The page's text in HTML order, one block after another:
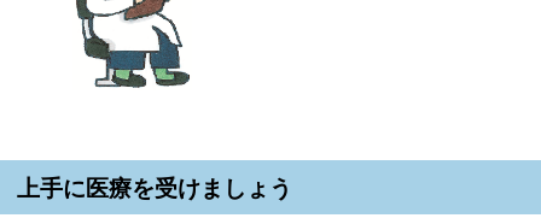
上手に医療を受けましょう